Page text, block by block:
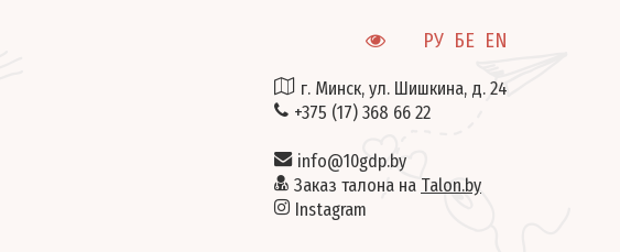
РУ БЕ EN
г. Минск, ул. Шишкина, д. 24
+375 (17) 368 66 22
info@10gdp.by
Заказ талона на Talon.by
Instagram